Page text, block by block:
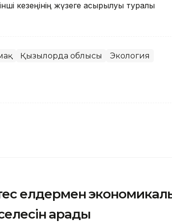
кезеңінің жүзеге асырылуы туралы
Қызылорда облысы Экология
елдермен
қарады